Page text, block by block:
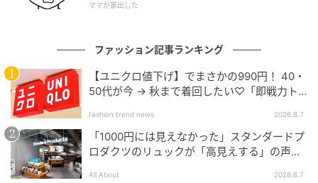
ママが家出した
ファッション記事ランキング
【ユニクロ値下げ】でまさかの990円！ 40・
50代が今 → 秋まで着回したい♡「即戦力ト
fashion trend news 2026.8.7
「1000円には見えなかった」スタンダードプ
ロダクツのリュックが「高見えする」の声。
All About 2026.8.7